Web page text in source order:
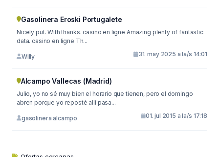
Gasolinera Eroski Portugalete
Nicely put. With thanks. casino en ligne Amazing plenty of fantastic
data. casino en ligne Th...
Willy 31. may 2025 a la/s 14:01
Alcampo Vallecas (Madrid)
Julio, yo no sé muy bien el horario que tienen, pero el domingo
abren porque yo reposté allí pasa...
gasolinera alcampo 01. jul 2015 a la/s 17:18